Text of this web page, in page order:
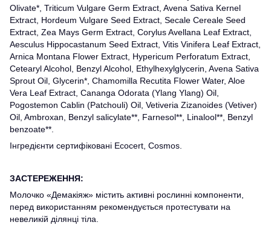
Olivate*, Triticum Vulgare Germ Extract, Avena Sativa Kernel
Extract, Hordeum Vulgare Seed Extract, Secale Cereale Seed
Extract, Zea Mays Germ Extract, Corylus Avellana Leaf Extract,
Aesculus Hippocastanum Seed Extract, Vitis Vinifera Leaf Extract,
Arnica Montana Flower Extract, Hypericum Perforatum Extract,
Cetearyl Alcohol, Benzyl Alcohol, Ethylhexylglycerin, Avena Sativa
Sprout Oil, Glycerin*, Chamomilla Recutita Flower Water, Aloe
Vera Leaf Extract, Cananga Odorata (Ylang Ylang) Oil,
Pogostemon Cablin (Patchouli) Oil, Vetiveria Zizanoides (Vetiver)
Oil, Ambroxan, Benzyl salicylate**, Farnesol**, Linalool**, Benzyl
benzoate**.
Інгредієнти сертифіковані Ecocert, Cosmos.
ЗАСТЕРЕЖЕННЯ:
Молочко «Демакіяж» містить активні рослинні компоненти,
перед використанням рекомендується протестувати на
невеликій ділянці тіла.